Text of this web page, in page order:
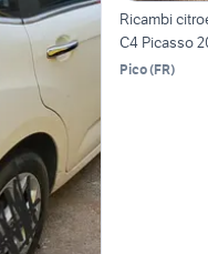
Ricambi
C4 Picasso
Pico(FR)